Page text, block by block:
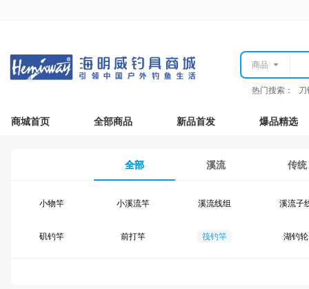
商品
热门搜索：
商城首页 全部商品 新品首发 爆品精选
全部 溪流 传统
小物竿 小溪流竿 溪流线组 溪流子
矶钓竿 前打竿 筏钓竿 湖钓轮